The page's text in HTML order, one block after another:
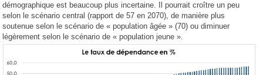
démographique est beaucoup plus incertaine. Il pourrait croître un peu
selon le scénario central (rapport de 57 en 2070), de manière plus
soutenue selon le scénario de « population âgée » (70) ou diminuer
légèrement selon le scénario de « population jeune ».